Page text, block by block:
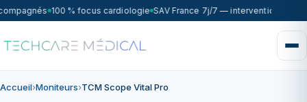
100 % focus cardiologie SAV France 7j/7 — intervention sous
Accueil›Moniteurs›TCM Scope Vital Pro